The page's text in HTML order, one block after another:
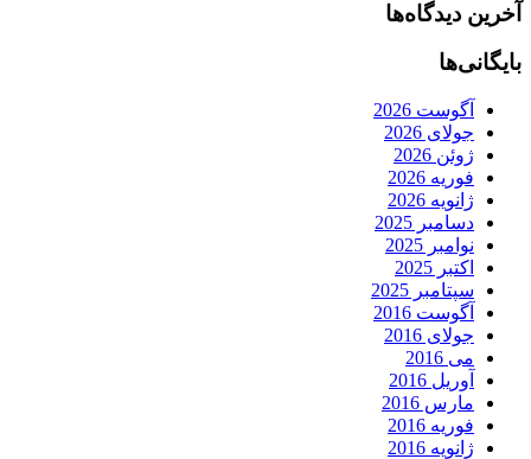
آخرین دیدگاه‌ها
بایگانی‌ها
آگوست 2026
جولای 2026
ژوئن 2026
فوریه 2026
ژانویه 2026
دسامبر 2025
نوامبر 2025
اکتبر 2025
سپتامبر 2025
آگوست 2016
جولای 2016
می 2016
آوریل 2016
مارس 2016
فوریه 2016
ژانویه 2016